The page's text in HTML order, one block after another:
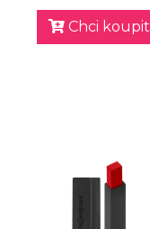
Chci koupit